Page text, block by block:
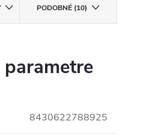
PODOBNÉ (10)
8430622788925